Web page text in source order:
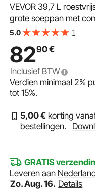
VEVOR 39,7 L
grote soeppan met
aspergepan en
5.0 1
8290€
Inclusief BTW
Verdien minimaal2%
tot15%.
5,00€ korting
bestellingen.
GRATIS
Leveren aan
Zo. Aug. 16. Details